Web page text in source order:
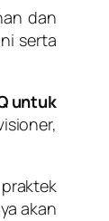
dan
serta
untuk
akan